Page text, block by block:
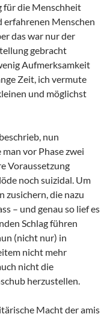
für die Menschheit
Menschen
das war nur der
gebracht
Aufmerksamkeit
Zeit, ich vermute
und möglichst
nun
vor Phase zwei
Voraussetzung
noch suizidal. Um
zusichern, die nazu
– und genau so lief es
Schlag führen
(nicht nur) in
nicht mehr
nicht die
herzustellen.
Macht der amis